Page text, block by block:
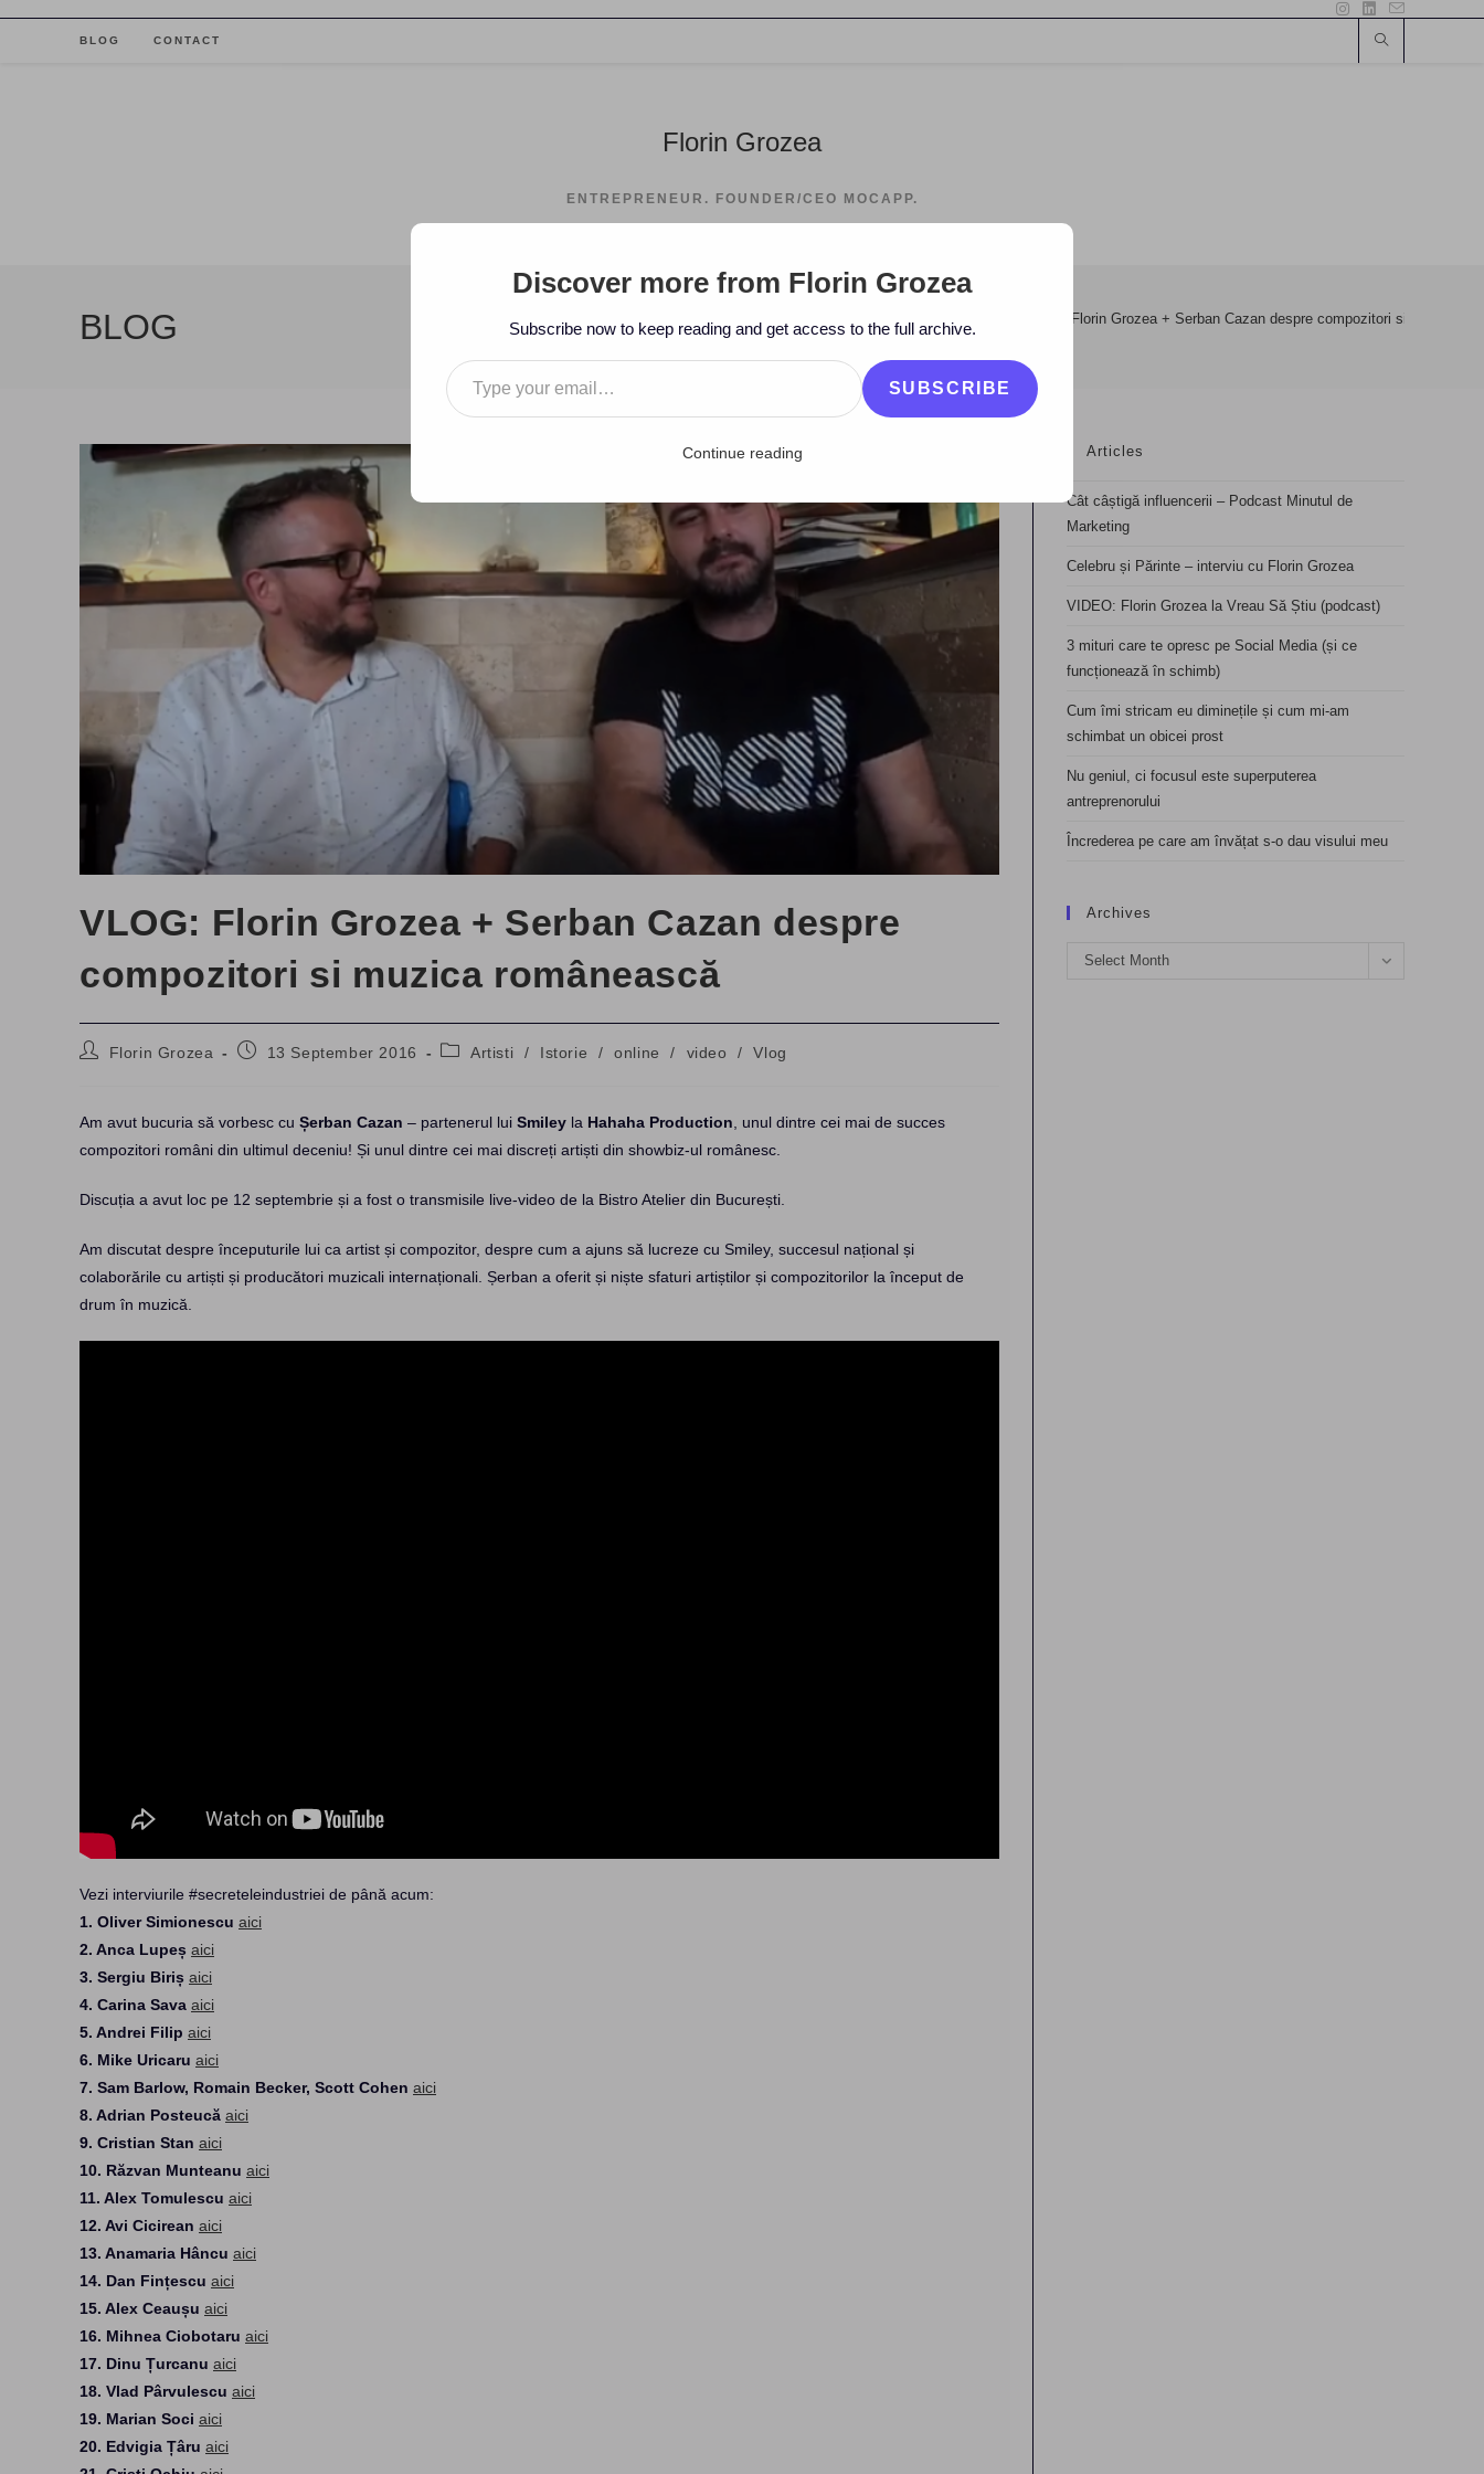
BLOG CONTACT
Florin Grozea
ENTREPRENEUR. FOUNDER/CEO MOCAPP.
BLOG September > > VLOG: Florin Grozea + Serban Cazan despre compozitori si muzica
VLOG: Florin Grozea + Serban Cazan despre
compozitori si muzica românească
PostFlorin Grozea
Post13 September 2016
PostArtisti / Istorie / online / video / Vlog
Am avut bucuria să vorbesc cu Șerban Cazan – partenerul lui Smiley la Hahaha Production , unul dintre cei mai de succes
compozitori români din ultimul deceniu! Și unul dintre cei mai discreți artiști din showbiz-ul românesc.
Discuția a avut loc pe 12 septembrie și a fost o transmisile live-video de la Bistro Atelier din București.
Am discutat despre începuturile lui ca artist și compozitor, despre cum a ajuns să lucreze cu Smiley, succesul național și
colaborările cu artiști și producători muzicali internaționali. Șerban a oferit și niște sfaturi artiștilor și compozitorilor la început de
drum în muzică.
Vezi interviurile #secreteleindustriei de până acum:
1. Oliver Simionescu aici
2. Anca Lupeș aici
3. Sergiu Biriș aici
4. Carina Sava aici
5. Andrei Filip aici
6. Mike Uricaru aici
7. Sam Barlow, Romain Becker, Scott Cohen aici
8. Adrian Posteucă aici
9. Cristian Stan aici
10. Răzvan Munteanu aici
11. Alex Tomulescu aici
12. Avi Cicirean aici
13. Anamaria Hâncu aici
14. Dan Fințescu aici
15. Alex Ceaușu aici
16. Mihnea Ciobotaru aici
17. Dinu Țurcanu aici
18. Vlad Pârvulescu aici
19. Marian Soci aici
20. Edvigia Țâru aici
Articles
Cât câștigă influencerii – Podcast Minutul de
Marketing
Celebru și Părinte – interviu cu Florin Grozea
VIDEO: Florin Grozea la Vreau Să Știu (podcast)
3 mituri care te opresc pe Social Media (și ce
funcționează în schimb)
Cum îmi stricam eu diminețile și cum mi-am
schimbat un obicei prost
Nu geniul, ci focusul este superputerea
antreprenorului
Încrederea pe care am învățat s-o dau visului meu
Archives
Archives
Select Month
Discover more from Florin Grozea
Subscribe now to keep reading and get access to the full archive.
Type your email…
SUBSCRIBE
Continue reading